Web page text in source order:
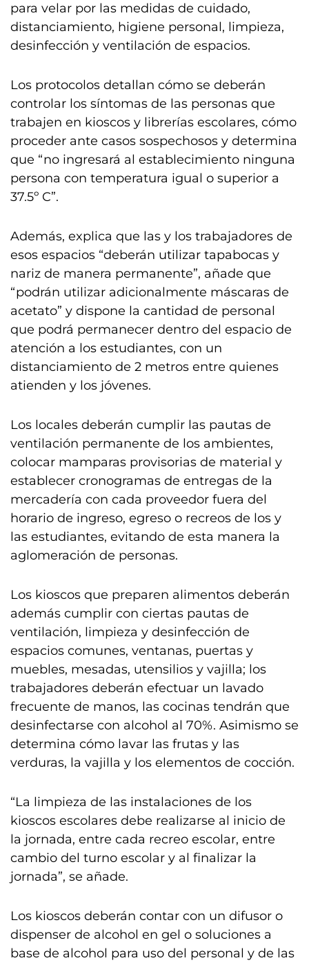
para velar por las medidas de cuidado,
distanciamiento, higiene personal, limpieza,
desinfección y ventilación de espacios.
Los protocolos detallan cómo se deberán
controlar los síntomas de las personas que
trabajen en kioscos y librerías escolares, cómo
proceder ante casos sospechosos y determina
que “no ingresará al establecimiento ninguna
persona con temperatura igual o superior a
37.5º C”.
Además, explica que las y los trabajadores de
esos espacios “deberán utilizar tapabocas y
nariz de manera permanente”, añade que
“podrán utilizar adicionalmente máscaras de
acetato” y dispone la cantidad de personal
que podrá permanecer dentro del espacio de
atención a los estudiantes, con un
distanciamiento de 2 metros entre quienes
atienden y los jóvenes.
Los locales deberán cumplir las pautas de
ventilación permanente de los ambientes,
colocar mamparas provisorias de material y
establecer cronogramas de entregas de la
mercadería con cada proveedor fuera del
horario de ingreso, egreso o recreos de los y
las estudiantes, evitando de esta manera la
aglomeración de personas.
Los kioscos que preparen alimentos deberán
además cumplir con ciertas pautas de
ventilación, limpieza y desinfección de
espacios comunes, ventanas, puertas y
muebles, mesadas, utensilios y vajilla; los
trabajadores deberán efectuar un lavado
frecuente de manos, las cocinas tendrán que
desinfectarse con alcohol al 70%. Asimismo se
determina cómo lavar las frutas y las
verduras, la vajilla y los elementos de cocción.
“La limpieza de las instalaciones de los
kioscos escolares debe realizarse al inicio de
la jornada, entre cada recreo escolar, entre
cambio del turno escolar y al finalizar la
jornada”, se añade.
Los kioscos deberán contar con un difusor o
dispenser de alcohol en gel o soluciones a
base de alcohol para uso del personal y de las